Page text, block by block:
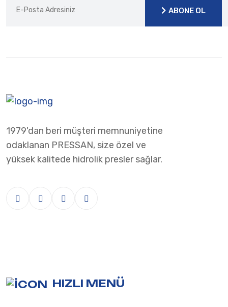
ABONE OL
1979'dan beri müşteri memnuniyetine
odaklanan PRESSAN, size özel ve
yüksek kalitede hidrolik presler sağlar.
HIZLI MENÜ